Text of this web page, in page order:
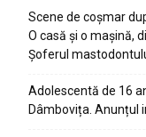
Scene de coșmar
O casă și o mașină,
Șoferul
Adolescentă de 16
Dâmbovița. Anunțul